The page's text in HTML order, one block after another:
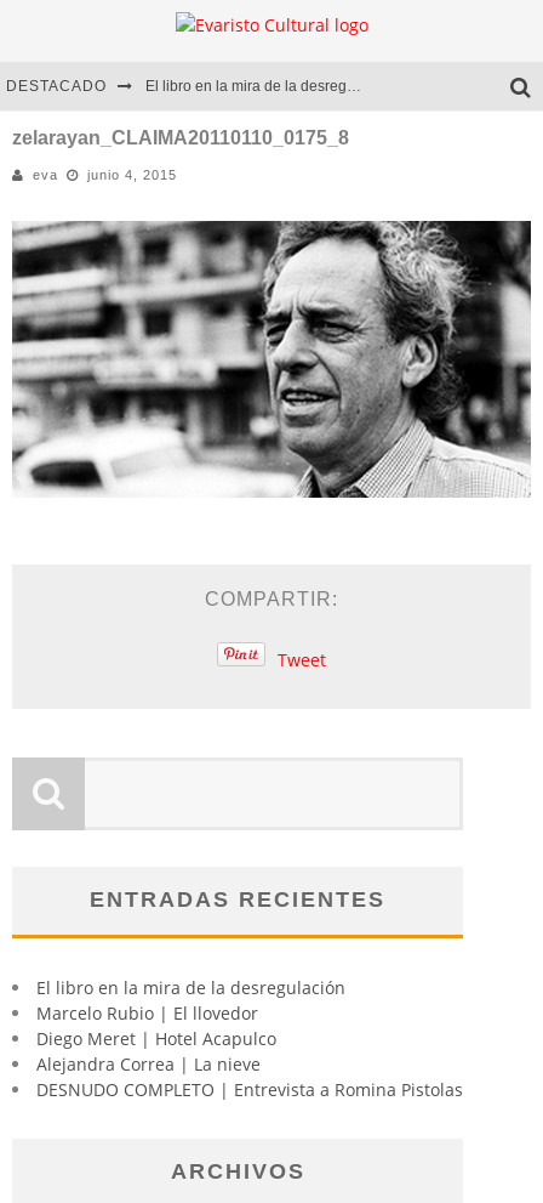
DESTACADO El libro en la mira de la desregulación
Marcelo Rubio | El llovedor
Diego Meret | Hotel Acapulco
Alejandra Correa | La nieve
zelarayan_CLAIMA20110110_0175_8
eva junio 4, 2015
COMPARTIR:
Tweet
ENTRADAS RECIENTES
El libro en la mira de la desregulación
Marcelo Rubio | El llovedor
Diego Meret | Hotel Acapulco
Alejandra Correa | La nieve
DESNUDO COMPLETO | Entrevista a Romina Pistolas
ARCHIVOS